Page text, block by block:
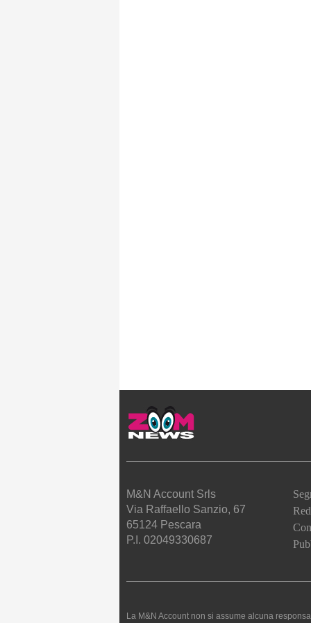
M&N Account Srls
Via Raffaello Sanzio, 67
65124 Pescara
P.I. 02049330687
La M&N Account non si assume alcuna